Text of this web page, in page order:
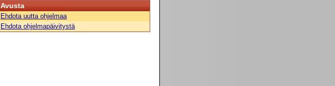
Avusta
Ehdota uutta ohjelmaa
Ehdota ohjelmapäivitystä